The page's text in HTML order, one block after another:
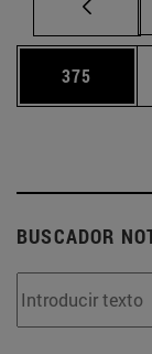
Página
375
BUSCADOR